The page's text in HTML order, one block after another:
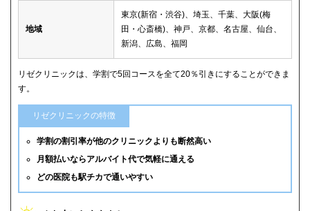
地域
東京(新宿・渋谷)、埼玉、千葉、大阪(梅
田・心斎橋)、神戸、京都、名古屋、仙台、
新潟、広島、福岡
リゼクリニックは、学割で5回コースを全て20％引きにすることができま
す。
リゼクリニックの特徴
学割の割引率が他のクリニックよりも断然高い
月額払いならアルバイト代で気軽に通える
どの医院も駅チカで通いやすい